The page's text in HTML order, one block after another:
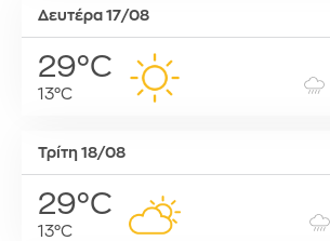
Δευτέρα 17/08
29°C
13°C
Τρίτη 18/08
29°C
13°C